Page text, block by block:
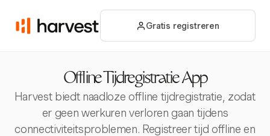
Gratis registreren
Offline Tijdregistratie App
Harvest biedt naadloze offline tijdregistratie, zodat
er geen werkuren verloren gaan tijdens
connectiviteitsproblemen. Registreer tijd offline en